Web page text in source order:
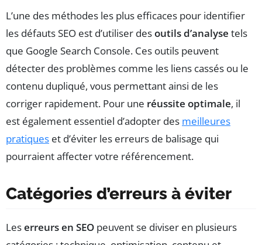
L’une des méthodes les plus efficaces pour identifier
les défauts SEO est d’utiliser desoutils d’analyse tels
que Google Search Console. Ces outils peuvent
détecter des problèmes comme les liens cassés ou le
contenu dupliqué, vous permettant ainsi de les
corriger rapidement. Pour une réussite optimale, il
est également essentiel d’adopter des meilleures
pratiques et d’éviter les erreurs de balisage qui
pourraient affecter votre référencement.
Catégories d’erreurs à éviter
Leserreurs en SEO peuvent se diviser en plusieurs